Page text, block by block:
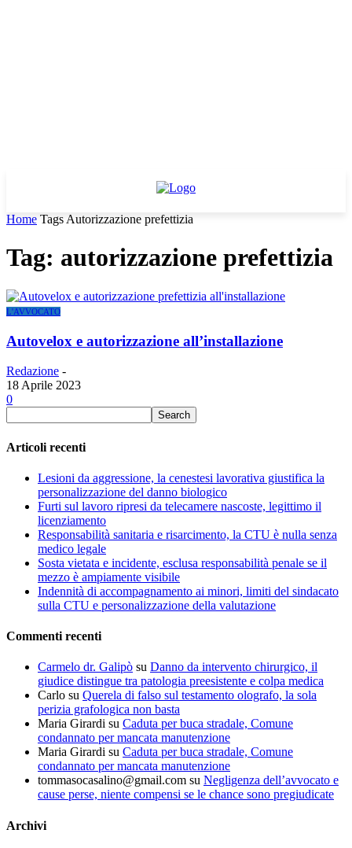
Home Tags Autorizzazione prefettizia
Tag: autorizzazione prefettizia
L'AVVOCATO
Autovelox e autorizzazione all’installazione
Redazione -
18 Aprile 2023
0
Articoli recenti
Lesioni da aggressione, la cenestesi lavorativa giustifica la
personalizzazione del danno biologico
Furti sul lavoro ripresi da telecamere nascoste, legittimo il
licenziamento
Responsabilità sanitaria e risarcimento, la CTU è nulla senza
medico legale
Sosta vietata e incidente, esclusa responsabilità penale se il
mezzo è ampiamente visibile
Indennità di accompagnamento ai minori, limiti del sindacato
sulla CTU e personalizzazione della valutazione
Commenti recenti
Carmelo dr. Galipò su Danno da intervento chirurgico, il
giudice distingue tra patologia preesistente e colpa medica
Carlo su Querela di falso sul testamento olografo, la sola
perizia grafologica non basta
Maria Girardi su Caduta per buca stradale, Comune
condannato per mancata manutenzione
Maria Girardi su Caduta per buca stradale, Comune
condannato per mancata manutenzione
tommasocasalino@gmail.com su Negligenza dell’avvocato e
cause perse, niente compensi se le chance sono pregiudicate
Archivi